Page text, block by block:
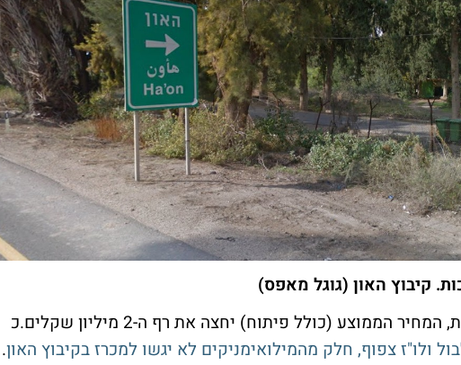
קיבוץ האון (גוגל מאפס)
כפי שפורסם כאן, על פי כל ההערכות, המחיר הממוצע (כולל פיתוח) יחצה את רף ה-2 מיליון שקלים.כ
ולו"ז צפוף, חלק מהמילואימניקים לא יגשו למכרז בקיבוץ האון.